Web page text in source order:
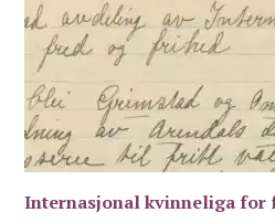
Internasjonal kvinneliga for